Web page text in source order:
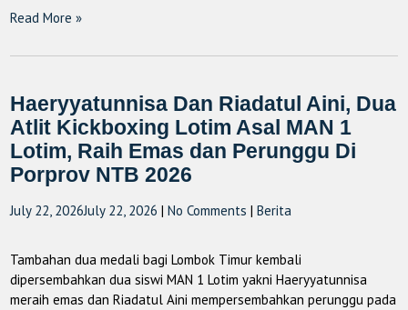
Read More »
Haeryyatunnisa Dan Riadatul Aini, Dua
Atlit Kickboxing Lotim Asal MAN 1
Lotim, Raih Emas dan Perunggu Di
Porprov NTB 2026
July 22, 2026July 22, 2026 |No Comments |Berita
Tambahan dua medali bagi Lombok Timur kembali
dipersembahkan dua siswi MAN 1 Lotim yakni Haeryyatunnisa
meraih emas dan Riadatul Aini mempersembahkan perunggu pada